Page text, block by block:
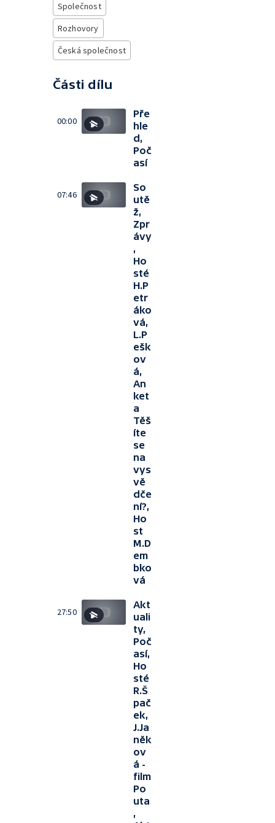
Společnost
Rozhovory
Česká společnost
Části dílu
00:00
Pře
hle
d,
Poč
así
07:46
So
utě
ž,
Zpr
ávy
,
Ho
sté
H.P
etr
áko
vá,
L.P
ešk
ov
á,
An
ket
a
Těš
íte
se
na
vys
vě
dče
ní?,
Ho
st
M.D
em
bko
vá
27:50
Akt
uali
ty,
Poč
así,
Ho
sté
R.Š
pač
ek,
J.Ja
něk
ov
á -
film
Po
uta
,